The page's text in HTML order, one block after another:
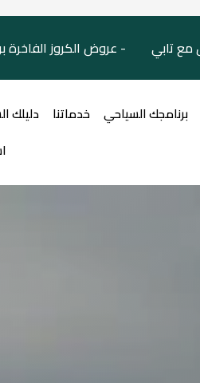
تابي - عروض الكروز الفاخرة
برنامجك السياحي خدماتنا دليلك